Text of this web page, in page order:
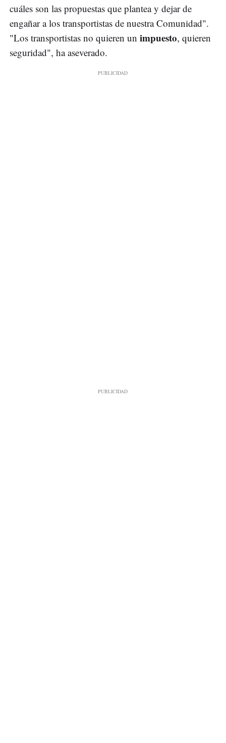
cuáles son las propuestas que plantea y dejar de
engañar a los transportistas de nuestra Comunidad".
"Los transportistas no quieren un impuesto, quieren
seguridad", ha aseverado.